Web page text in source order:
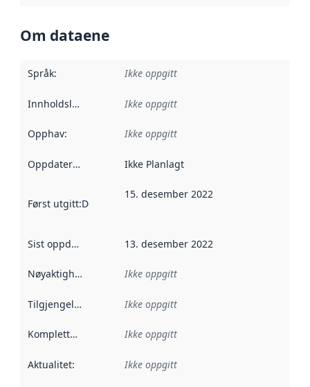
Om dataene
Språk: Ikke oppgitt
Innholdsleverandører :
Ikke oppgitt
Opphav: Ikke oppgitt
Oppdateringsfrekvens :
Ikke Planlagt
Først utgitt:Denne datoen sier når dataene i dette
15. desember 2022
Sist oppdatert 13. desember 2022
Nøyaktighet Ikke oppgitt
Tilgjengelighet Ikke oppgitt
Kompletthet Ikke oppgitt
Aktualitet: Ikke oppgitt